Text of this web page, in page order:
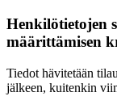
Henkilötietojen
määrittämisen
Tiedot hävitetään
jälkeen, kuitenkin